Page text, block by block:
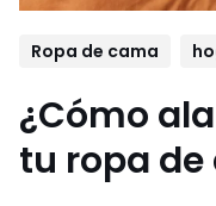
Ropa de cama
¿Cómo
tu ropa